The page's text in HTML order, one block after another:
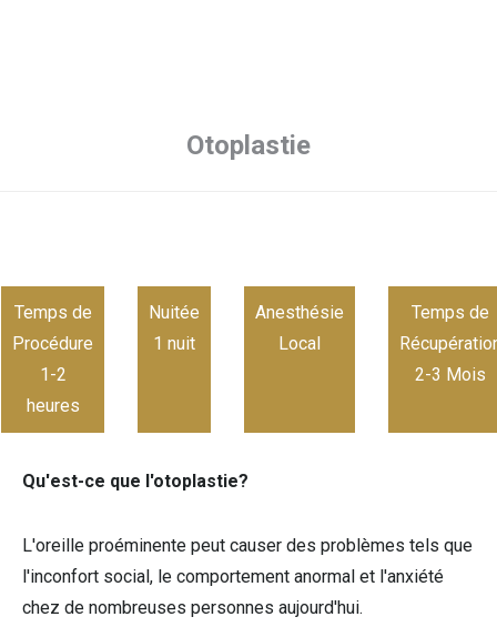
Otoplastie
Temps de
Procédure
1-2
heures
Nuitée
1 nuit
Anesthésie
Local
Temps de
2-3 Mois
Qu'est-ce que l'otoplastie?
L'oreille proéminente peut causer des problèmes tels que
l'inconfort social, le comportement anormal et l'anxiété
chez de nombreuses personnes aujourd'hui.